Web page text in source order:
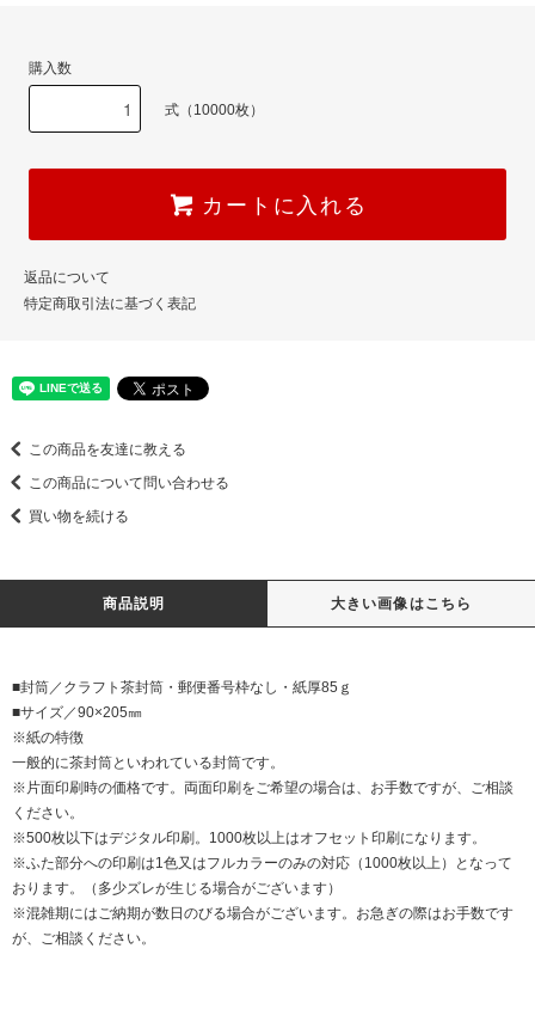
購入数
式（10000枚）
カートに入れる
返品について
特定商取引法に基づく表記
この商品を友達に教える
この商品について問い合わせる
買い物を続ける
商品説明 大きい画像はこちら
■封筒／クラフト茶封筒・郵便番号枠なし・紙厚85ｇ
■サイズ／90×205㎜
※紙の特徴
一般的に茶封筒といわれている封筒です。
※片面印刷時の価格です。両面印刷をご希望の場合は、お手数ですが、ご相談
ください。
※500枚以下はデジタル印刷。1000枚以上はオフセット印刷になります。
※ふた部分への印刷は1色又はフルカラーのみの対応（1000枚以上）となって
おります。（多少ズレが生じる場合がございます）
※混雑期にはご納期が数日のびる場合がございます。お急ぎの際はお手数です
が、ご相談ください。